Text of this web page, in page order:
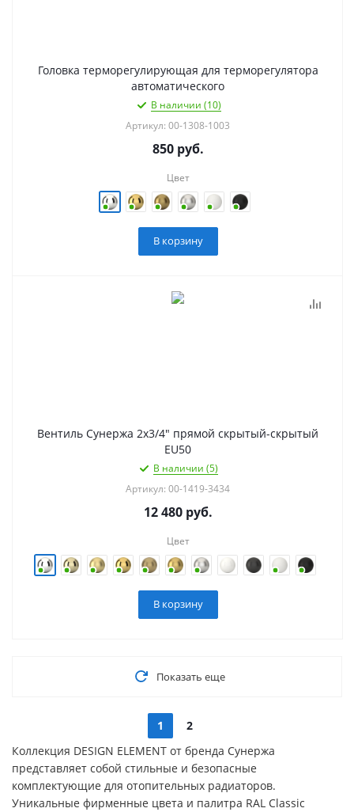
Головка терморегулирующая для терморегулятора
автоматического
В наличии (10)
Артикул: 00-1308-1003
850руб.
Цвет
В корзину
Вентиль Сунержа 2х3/4" прямой скрытый-скрытый
EU50
В наличии (5)
Артикул: 00-1419-3434
12 480руб.
Цвет
В корзину
Показать еще
1
2
Коллекция DESIGN ELEMENT от бренда Сунержа
представляет собой стильные и безопасные
комплектующие для отопительных радиаторов.
Уникальные фирменные цвета и палитра RAL Classic